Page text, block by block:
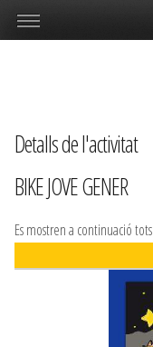
Detalls de l'activitat
BIKE JOVE GENER
Es mostren a continuació